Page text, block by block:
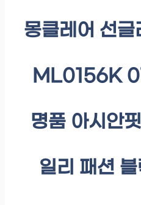
몽클레어 선글
ML0156K
명품 아시안핏
일리 패션 블